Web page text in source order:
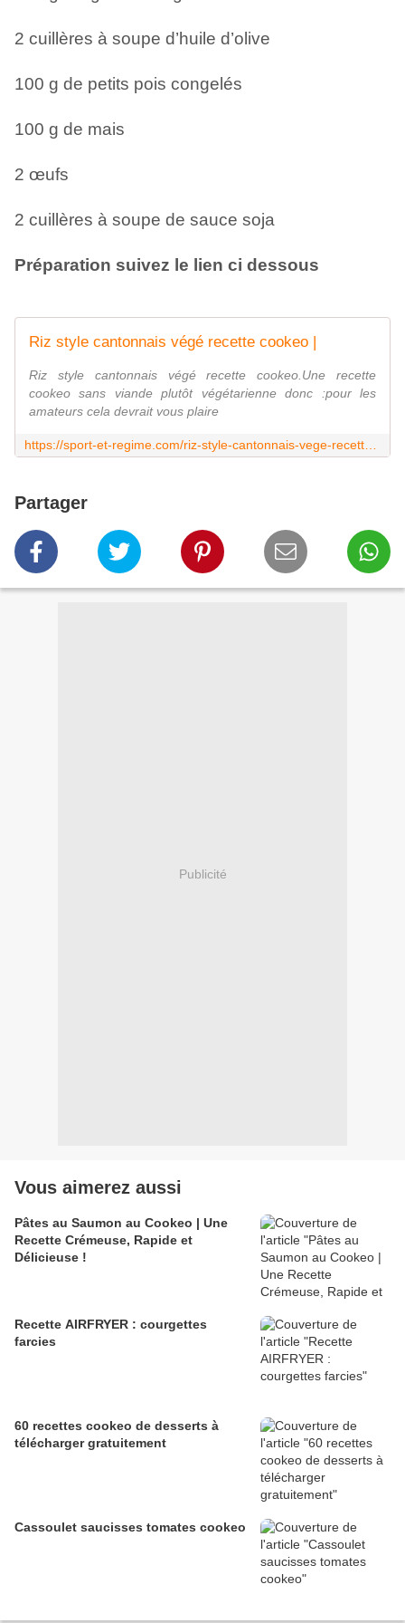
2 cuillères à soupe d’huile d’olive
100 g de petits pois congelés
100 g de mais
2 œufs
2 cuillères à soupe de sauce soja
Préparation suivez le lien ci dessous
Riz style cantonnais végé recette cookeo |
Riz style cantonnais végé recette cookeo.Une recette
cookeo sans viande plutôt végétarienne donc :pour les
amateurs cela devrait vous plaire
Partager
Publicité
Vous aimerez aussi
Pâtes au Saumon au Cookeo | Une
Recette Crémeuse, Rapide et
Délicieuse !
Recette AIRFRYER : courgettes
farcies
60 recettes cookeo de desserts à
télécharger gratuitement
Cassoulet saucisses tomates cookeo